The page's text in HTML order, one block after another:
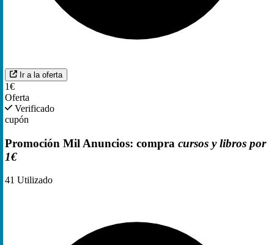
Ir a la oferta
1€
Oferta
Verificado
cupón
Promoción Mil Anuncios: compra cursos y libros por
1€
41 Utilizado